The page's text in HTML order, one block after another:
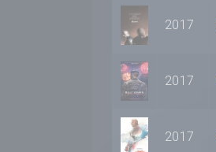
2017
2017
2017